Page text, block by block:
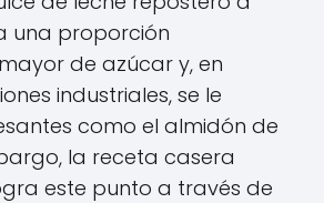
una proporción
de azúcar y, en
industriales, se le
como el almidón de
la receta casera
este punto a través de